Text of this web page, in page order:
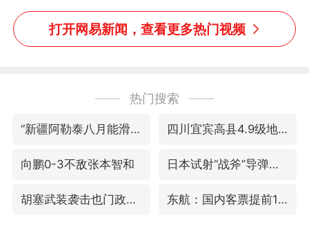
面馆已集体更换招牌
玩具鱼竿钓上大鱼
打开网易新闻，查看更多热门视频
热门搜索
“新疆阿勒泰八月能滑雪”不实 四川宜宾高县4.9级地震致1死
向鹏0-3不敌张本智和 日本试射“战斧”导弹，国防部回应
胡塞武装袭击也门政府军军营 东航：国内客票提前14天免费退改